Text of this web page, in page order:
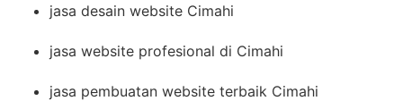
jasa desain website Cimahi
jasa website profesional di Cimahi
jasa pembuatan website terbaik Cimahi